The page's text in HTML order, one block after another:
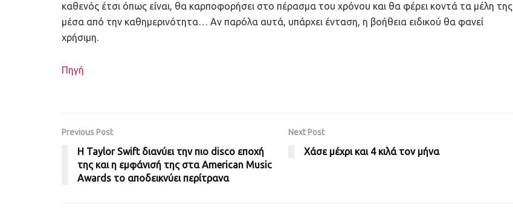
καθενός έτσι όπως είναι, θα καρποφορήσει στο πέρασμα του χρόνου και θα φέρει κοντά τα μέλη της
μέσα από την καθημερινότητα… Αν παρόλα αυτά, υπάρχει ένταση, η βοήθεια ειδικού θα φανεί
χρήσιμη.
Πηγή
Previous Post
Η Taylor Swift διανύει την πιο disco εποχή
της και η εμφάνισή της στα American Music
Awards το αποδεικνύει περίτρανα
Next Post
Χάσε μέχρι και 4 κιλά τον μήνα